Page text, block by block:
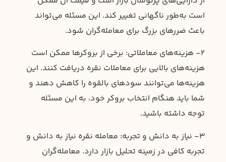
است به‌طور ناگهانی تغییر کند. این مسئله می‌تواند
باعث ضررهای بزرگ برای معامله‌گران شود.
۲- هزینه‌های معاملاتی: برخی از بروکرها ممکن است
هزینه‌های بالایی برای معاملات نقره دریافت کنند. این
هزینه‌ها می‌توانند سودهای بالقوه را کاهش دهند و
شما باید هنگام انتخاب بروکر خود، به این مسئله
توجه داشته باشید.
۳- نیاز به دانش و تجربه: معامله نقره نیاز به دانش و
تجربه کافی در زمینه تحلیل بازار دارد. معامله‌گران